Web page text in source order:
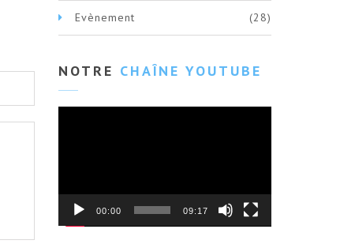
Evènement (28)
NOTRE CHAÎNE YOUTUBE
00:00 09:17